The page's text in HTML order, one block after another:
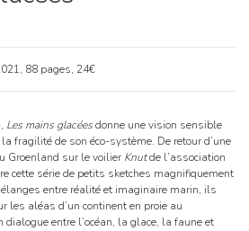
88 pages, 24€
Les mains glacéesdonne une vision sensible
fragilité de son éco-système. De retour d’une
Groenland sur le voilier Knutde l’association
cette série de petits sketches magnifiquement
entre réalité et imaginaire marin, ils
les aléas d’un continent en proie au
entre l’océan, la glace, la faune et